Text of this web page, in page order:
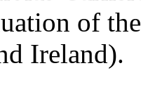
of
Ireland).